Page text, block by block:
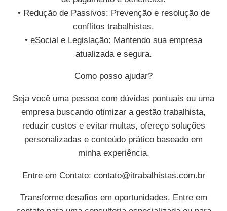
• Redução de Passivos: Prevenção e resolução de
conflitos trabalhistas.
• eSocial e Legislação: Mantendo sua empresa
atualizada e segura.
Como posso ajudar?
Seja você uma pessoa com dúvidas pontuais ou uma
empresa buscando otimizar a gestão trabalhista,
reduzir custos e evitar multas, ofereço soluções
personalizadas e conteúdo prático baseado em
minha experiência.
Entre em Contato: contato@itrabalhistas.com.br
Transforme desafios em oportunidades. Entre em